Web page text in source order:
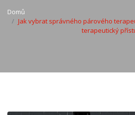
Domů
Jak vybrat správného párového
terapeutický